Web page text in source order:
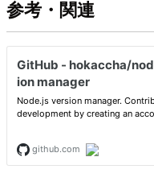
参考・関連